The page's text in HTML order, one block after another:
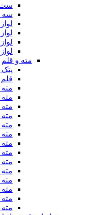
ست
سه
مته و قلم
قلم
مته
مته
مته
مته
مته
مته
مته